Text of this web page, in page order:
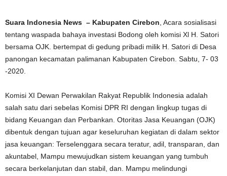
Suara Indonesia News – Kabupaten Cirebon , Acara sosialisasi
tentang waspada bahaya investasi Bodong oleh komisi Xl H. Satori
bersama OJK. bertempat di gedung pribadi milik H. Satori di Desa
panongan kecamatan palimanan Kabupaten Cirebon. Sabtu, 7- 03
-2020.
Komisi XI Dewan Perwakilan Rakyat Republik Indonesia adalah
salah satu dari sebelas Komisi DPR RI dengan lingkup tugas di
bidang Keuangan dan Perbankan. Otoritas Jasa Keuangan (OJK)
dibentuk dengan tujuan agar keseluruhan kegiatan di dalam sektor
jasa keuangan: Terselenggara secara teratur, adil, transparan, dan
akuntabel, Mampu mewujudkan sistem keuangan yang tumbuh
secara berkelanjutan dan stabil, dan. Mampu melindungi